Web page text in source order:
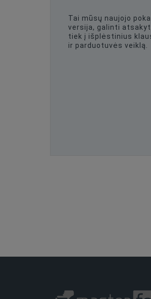
Tai mūsų naujojo
versija, galinti
tiek į išplėstinius
ir parduotuvės veiklą.